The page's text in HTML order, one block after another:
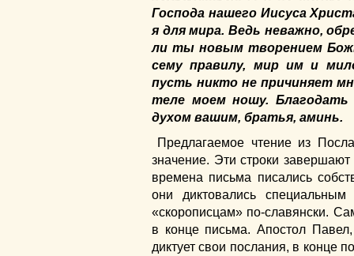
Господа нашего Иисуса
я для мира. Ведь неважно,
ли ты новым творением
сему правилу, мир им и
пусть никто не причиняет
теле моем ношу. Благодать
духом вашим, братья, аминь.
Предлагаемое чтение из
значение. Эти строки
времена письма писались
они диктовались специальным
«скорописцам» по-славянски.
в конце письма. Апостол
диктует свои послания, в конце